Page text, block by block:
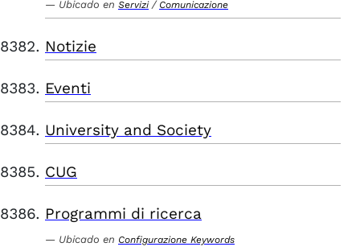
Ubicado en Servizi / Comunicazione
Notizie
Eventi
University and Society
CUG
Programmi di ricerca
Ubicado en Configurazione Keywords